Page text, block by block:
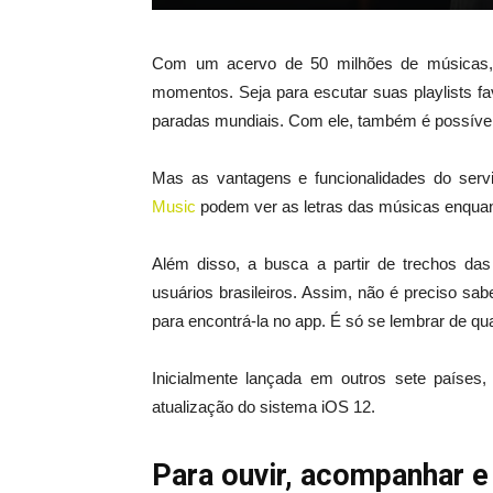
Com um acervo de 50 milhões de
momentos. Seja para escutar suas playlists
paradas mundiais. Com ele, também é
Mas as vantagens e funcionalidades do
Music podem ver as letras das músicas
Além disso, a busca a partir de trechos
usuários brasileiros. Assim, não é preciso
para encontrá-la no app. É só se lembrar de
Inicialmente lançada em outros sete
atualização do sistema iOS 12.
Para ouvir, acompanhar